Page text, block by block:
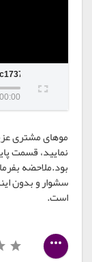
00:00
موهای مشتری
نمایید، قسمت
بود.ملاحضه
سشوار و بدون
است.